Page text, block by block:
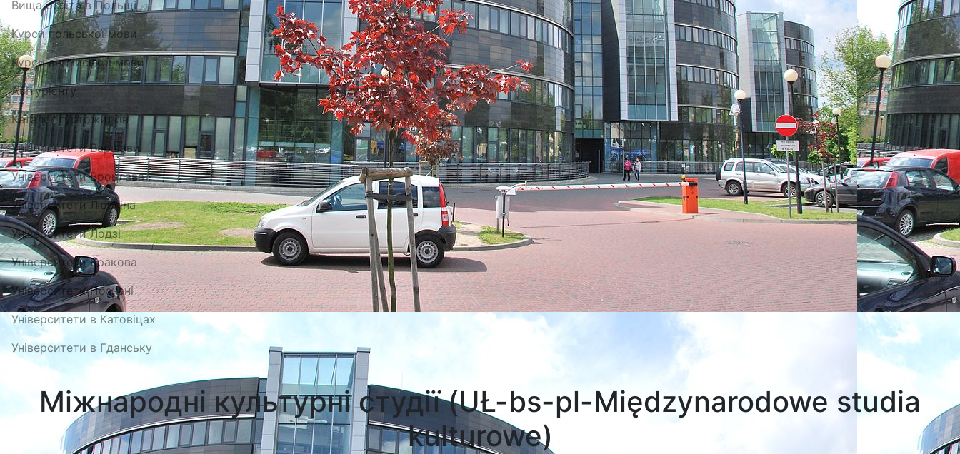
Вища освіта в Польщі
Курси польської мови
Курси англійської мови
Абітурієнту
Каталог гуртожитків
Університети Варшави
Університети Вроцлава
Університети Любліна
Університети Лодзі
Університети Кракова
Університети Познані
Університети в Катовіцах
Університети в Гданську
Міжнародні культурні студії (UŁ-bs-pl-Międzynarodowe studia
kulturowe)